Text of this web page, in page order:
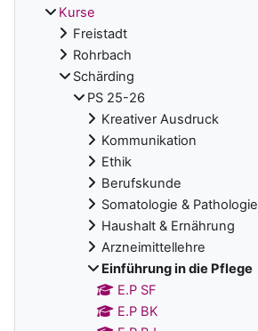
Kurse
Freistadt
Rohrbach
Schärding
PS 25-26
Kreativer Ausdruck
Kommunikation
Ethik
Berufskunde
Somatologie & Pathologie
Haushalt & Ernährung
Arzneimittellehre
Einführung in die Pflege
E.P SF
E.P BK